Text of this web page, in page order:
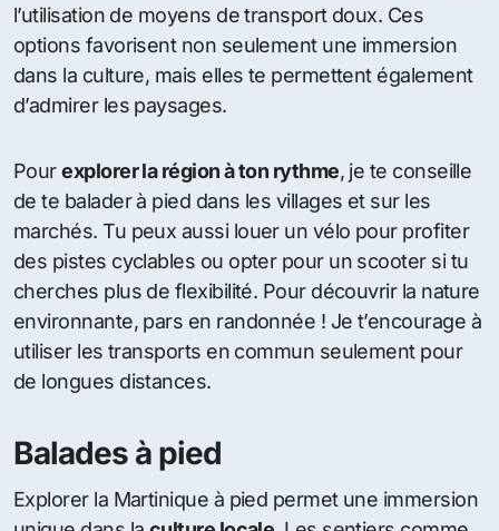
l’utilisation de moyens de transport doux. Ces
options favorisent non seulement une immersion
dans la culture, mais elles te permettent également
d’admirer les paysages.
Pourexplorer la région à ton rythme, je te conseille
de te balader à pied dans les villages et sur les
marchés. Tu peux aussi louer un vélo pour profiter
des pistes cyclables ou opter pour un scooter si tu
cherches plus de flexibilité. Pour découvrir la nature
environnante, pars en randonnée ! Je t’encourage à
utiliser les transports en commun seulement pour
de longues distances.
Balades à pied
Explorer la Martinique à pied permet une immersion